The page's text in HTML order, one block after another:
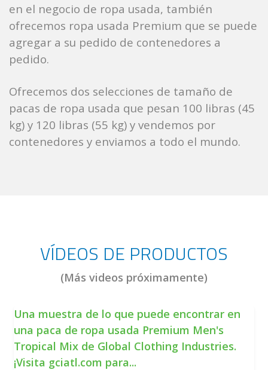
en el negocio de ropa usada, también
ofrecemos ropa usada Premium que se puede
agregar a su pedido de contenedores a
pedido.
Ofrecemos dos selecciones de tamaño de
pacas de ropa usada que pesan 100 libras (45
kg) y 120 libras (55 kg) y vendemos por
contenedores y enviamos a todo el mundo.
VÍDEOS DE PRODUCTOS
(Más videos próximamente)
Una muestra de lo que puede encontrar en
una paca de ropa usada Premium Men's
Tropical Mix de Global Clothing Industries.
¡Visita gciatl.com para...